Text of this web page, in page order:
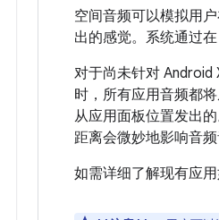
空间音频可以模拟用
出的感觉。系统通过
对于尚未针对 Android
时，所有应用音频都
从应用面板位置发出
距离会微妙地影响音
如需详细了解现有应